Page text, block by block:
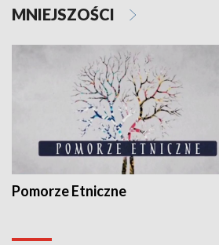
MNIEJSZOŚCI
Pomorze Etniczne